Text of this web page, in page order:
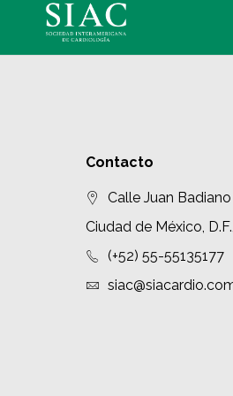
Contacto
Calle Juan Badiano
Ciudad de México,
(+52) 55-55135177